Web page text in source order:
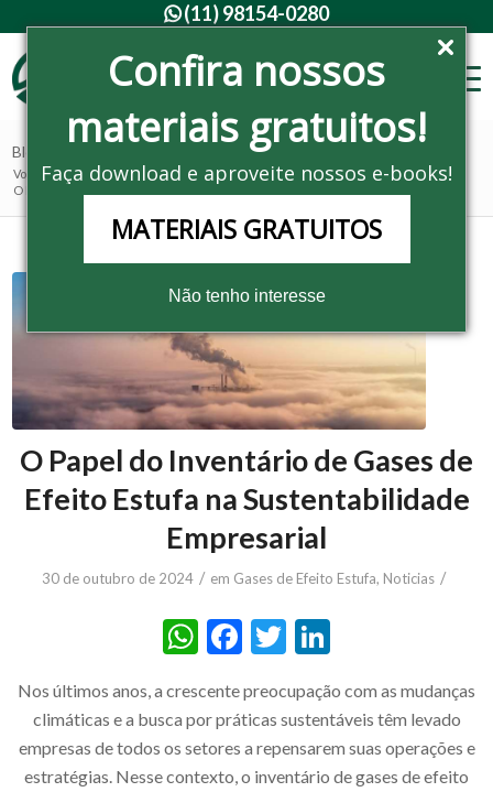
Confira nossos
materiais gratuitos!
Faça download e aproveite nossos e-books!
MATERIAIS GRATUITOS
Não tenho interesse
(11) 98154-0280
Blog - Últimas notícias
Você está aqui: Home / Gases de Efeito Estufa /
O Papel do Inventário de Gases de Efeito Estufa na Sustentabilidade Em...
O Papel do Inventário de Gases de
Efeito Estufa na Sustentabilidade
Empresarial
30 de outubro de 2024 / em Gases de Efeito Estufa, Noticias /
WhatsApp
Facebook
Twitter
Nos últimos anos, a crescente preocupação com as mudanças
climáticas e a busca por práticas sustentáveis têm levado
empresas de todos os setores a repensarem suas operações e
estratégias. Nesse contexto, o inventário de gases de efeito